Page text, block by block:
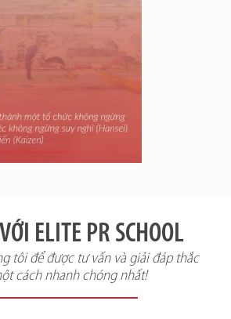
ELITE PR SCHOOL
tôi để được tư vấn và giải đáp thắc
cách nhanh chóng nhất!